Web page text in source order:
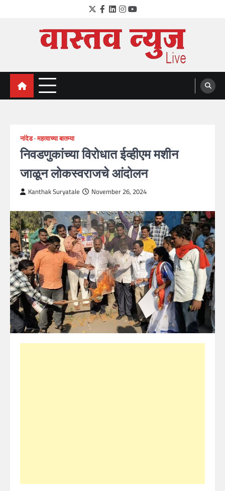
Twitter
Facebook
LinkedIn
Instagram
YouTube
VastavNEWSLive.com
a leading NEWS portal of Maharahstra
नांदेड महत्वाच्या बातम्या
निवडणुकांच्या विरोधात ईव्हीएम मशीन
जाळून लोकस्वराजचे आंदोलन
Kanthak Suryatale November 26, 2024